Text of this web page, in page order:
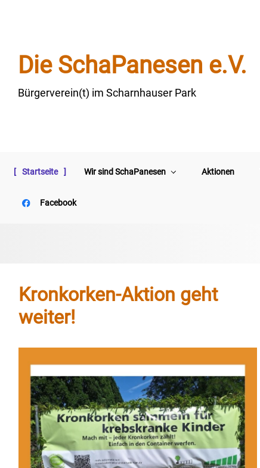
Die SchaPanesen e.V.
Bürgerverein(t) im Scharnhauser Park
Startseite Wir sind SchaPanesen Aktionen
Facebook
Kronkorken-Aktion geht
weiter!